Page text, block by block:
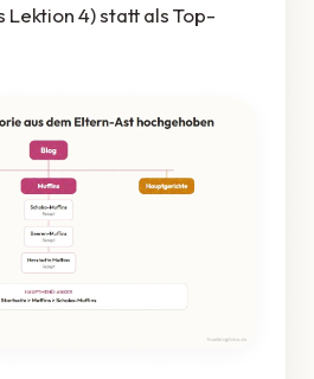
Lektion 4) statt als Top-